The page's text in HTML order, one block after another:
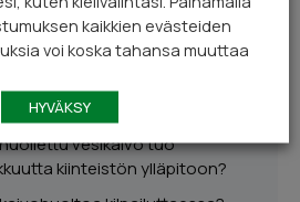
kaivon
huoltoon
ja pohjamassa –
pitää tietää?
vesikaivo tuo
kiinteistön ylläpitoon?
kaikkien evästeiden
voi koska tahansa muuttaa
HYVÄKSY